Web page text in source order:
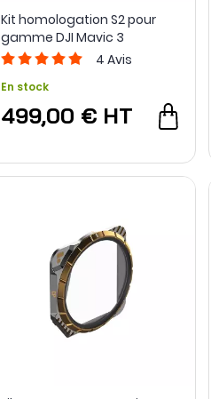
Kit homologation S2 pour
gamme DJI Mavic 3
4 Avis
En stock
499,00 € HT